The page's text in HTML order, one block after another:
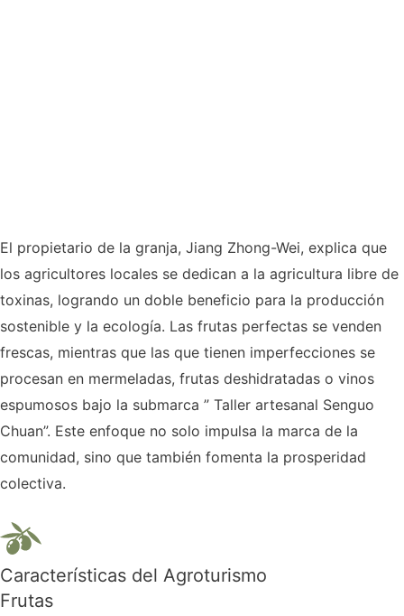
El propietario de la granja, Jiang Zhong-Wei, explica que
los agricultores locales se dedican a la agricultura libre de
toxinas, logrando un doble beneficio para la producción
sostenible y la ecología. Las frutas perfectas se venden
frescas, mientras que las que tienen imperfecciones se
procesan en mermeladas, frutas deshidratadas o vinos
espumosos bajo la submarca ” Taller artesanal Senguo
Chuan”. Este enfoque no solo impulsa la marca de la
comunidad, sino que también fomenta la prosperidad
colectiva.
Características del Agroturismo
Frutas